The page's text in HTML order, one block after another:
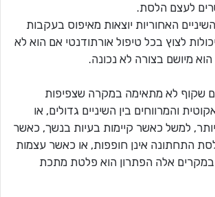
לעצם הלסת.
האחוריות יוצאות מאיפוס בעקבות
לצוץ בכל טיפול אורתודנטי אם הוא לא
הוא מיושם בצורה לא נכונה.
שקוף לא מתאימה במקרה שצפיפות
והמרווחים בין השיניים גדולים, או
למשל כאשר קיימות בעיות בנשך, כאשר
התחתונה אינן חופפות, או כאשר עצמות
במקרים אלה הפתרון הוא פלטת מתכת